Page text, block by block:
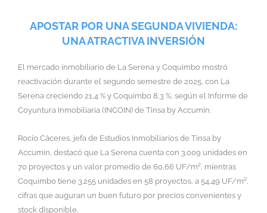
APOSTAR POR UNA SEGUNDA VIVIENDA:
UNA ATRACTIVA INVERSIÓN
El mercado inmobiliario de La Serena y Coquimbo mostró
reactivación durante el segundo semestre de 2025, con La
Serena creciendo 21,4 % y Coquimbo 8,3 %, según el Informe de
Coyuntura Inmobiliaria (INCOIN) de Tinsa by Accumin.
Rocío Cáceres, jefa de Estudios Inmobiliarios de Tinsa by
Accumin, destacó que La Serena cuenta con 3.009 unidades en
70 proyectos y un valor promedio de 60,66 UF/m², mientras
Coquimbo tiene 3.255 unidades en 58 proyectos, a 54,49 UF/m²,
cifras que auguran un buen futuro por precios convenientes y
stock disponible.